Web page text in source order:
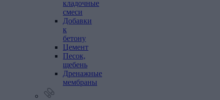
кладочные
смеси
Добавки
к
бетону
Цемент
Песок,
щебень
Дренажные
мембраны